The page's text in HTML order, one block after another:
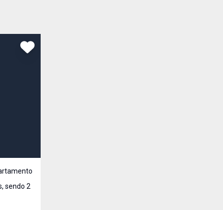
sendo 2